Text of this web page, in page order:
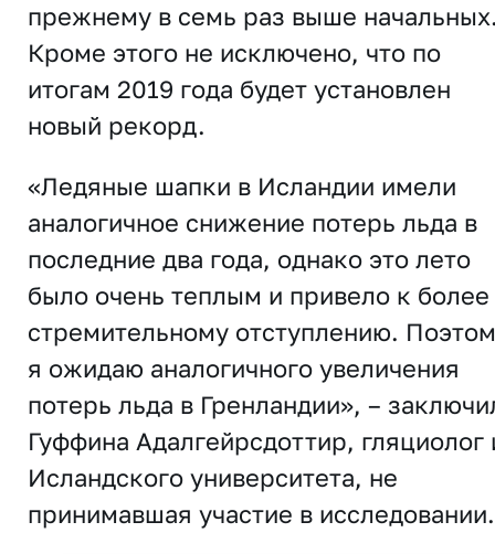
прежнему в семь раз выше
Кроме этого не исключено, что по
итогам 2019 года будет установлен
новый рекорд.
«Ледяные шапки в Исландии имели
аналогичное снижение потерь льда в
последние два года, однако это лето
было очень теплым и привело к более
стремительному отступлению.
я ожидаю аналогичного увеличения
потерь льда в Гренландии», –
Гуффина Адалгейрсдоттир, гляциолог
Исландского университета, не
принимавшая участие в исследовании.